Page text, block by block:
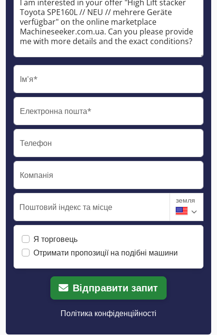
Ім'я*
Електронна пошта*
Телефон
Компанія
Поштовий індекс та місце
земля
Я торговець
Отримати пропозиції на подібні машини
Відправити запит
Політика конфіденційності